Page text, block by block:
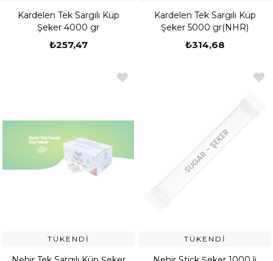
Kardelen Tek Sargılı Küp
Şeker 4000 gr
₺257,47
Kardelen Tek Sargılı Küp
Şeker 5000 gr(NHR)
₺314,68
TÜKENDI TÜKENDI